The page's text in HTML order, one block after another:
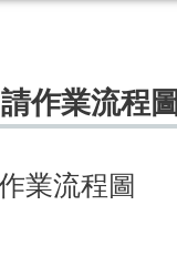
作業流程圖
業流程圖